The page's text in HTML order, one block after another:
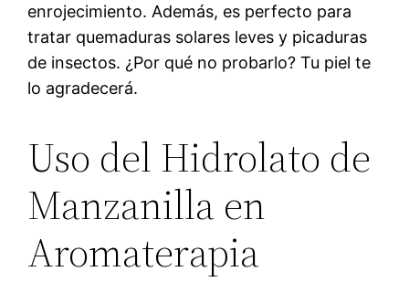
enrojecimiento. Además, es perfecto para
tratar quemaduras solares leves y picaduras
de insectos. ¿Por qué no probarlo? Tu piel te
lo agradecerá.
Uso del Hidrolato de
Manzanilla en
Aromaterapia